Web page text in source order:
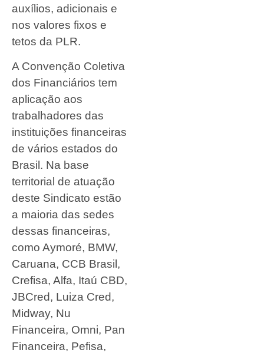
auxílios, adicionais e
nos valores fixos e
tetos da PLR.
A Convenção Coletiva
dos Financiários tem
aplicação aos
trabalhadores das
instituições financeiras
de vários estados do
Brasil. Na base
territorial de atuação
deste Sindicato estão
a maioria das sedes
dessas financeiras,
como Aymoré, BMW,
Caruana, CCB Brasil,
Crefisa, Alfa, Itaú CBD,
JBCred, Luiza Cred,
Midway, Nu
Financeira, Omni, Pan
Financeira, Pefisa,